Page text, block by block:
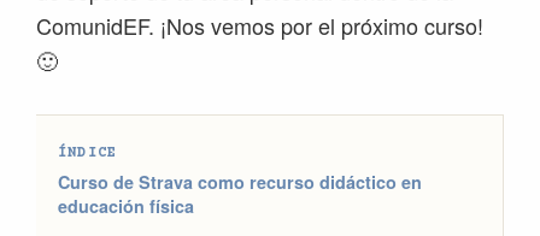
ComunidEF. ¡Nos vemos por el próximo curso!
🙂
ÍNDICE
Curso de Strava como recurso didáctico en
educación física